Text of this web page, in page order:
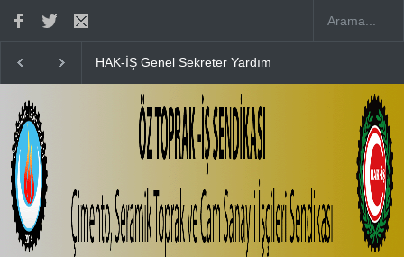
Katılım Sağladık 15 TEMMUZ’UN 10. YILINDA ŞEHİTLERİMİZİ